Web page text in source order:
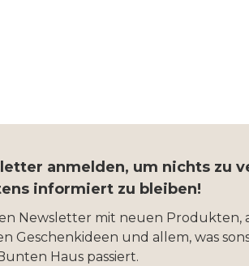
anmelden, um nichts zu
informiert zu bleiben!
Newsletter mit neuen Produkten,
Geschenkideen und allem, was
Haus passiert.